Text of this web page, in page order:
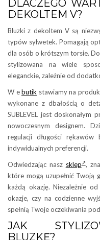
DLACZEGO
DEKOLTEM V?
Bluzki z dekoltem V są
typów sylwetek. Pomagają
dla osób o krótszym torsie.
stylizowana na wiele
eleganckie, zależnie od
W ebutik stawiamy na
wykonane z dbałością o
SUBLEVEL jest doskonałym
nowoczesnym designem.
regulacji długości
indywidualnych preferencji.
Odwiedzając nasz sklep ,
które mogą uzupełnić Twoją
każdą okazję. Niezależnie
okazje, czy na codzienne
spełnią Twoje oczekiwania
JAK
BLUZKĘ?